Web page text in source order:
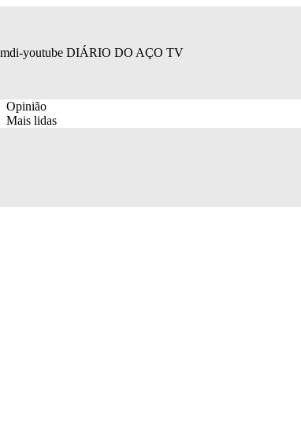
mdi-youtube DIÁRIO DO AÇO TV
Opinião
Mais lidas